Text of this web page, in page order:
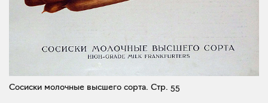
Сосиски молочные высшего сорта. Стр. 55